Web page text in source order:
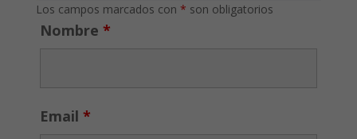
Los campos marcados con * son obligatorios
Nombre *
Email *